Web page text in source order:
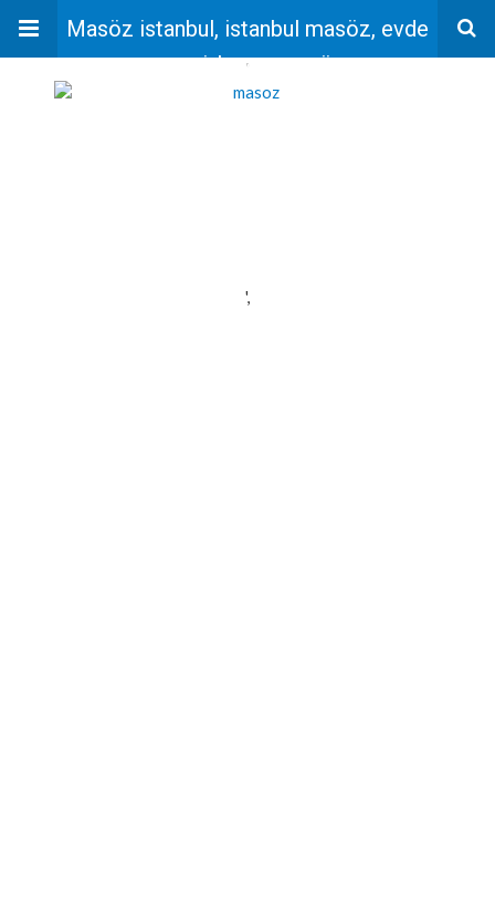
Masöz istanbul, istanbul masöz, evde
masaj, bayan masöz
'
',